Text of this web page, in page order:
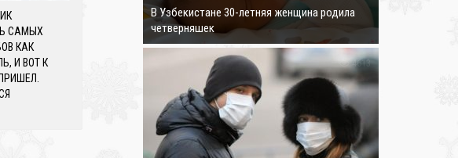
САМЫХ
КАК
И ВОТ К
В Узбекистане 30-летняя женщина родила
четверняшек
4613